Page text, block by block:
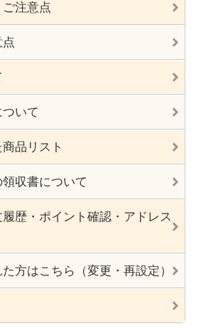
注意点
いて
品リスト
収書について
歴・ポイント確認・アドレス
方はこちら（変更・再設定）